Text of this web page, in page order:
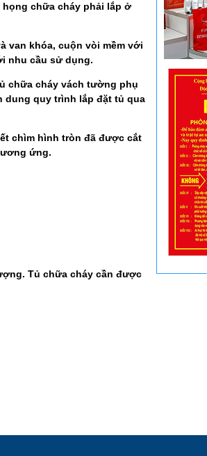
chữa cháy phải lắp ở
van khóa, cuộn vòi mềm với
nhu cầu sử dụng.
chữa cháy vách tường phụ
dung quy trình lắp đặt tủ qua
chìm hình tròn đã được cắt
ứng.
Tủ chữa cháy cần được